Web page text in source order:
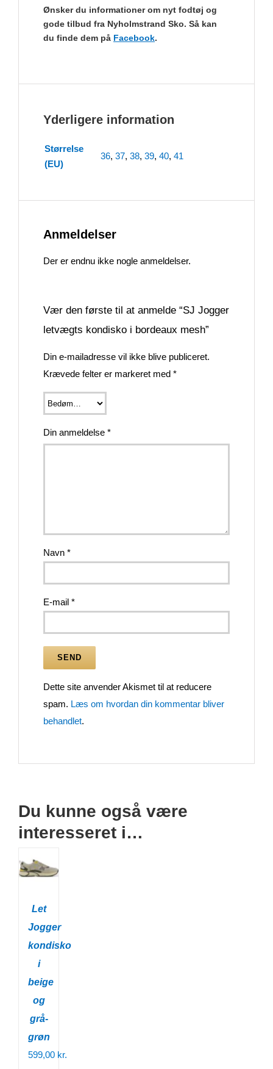
Ønsker du informationer om nyt fodtøj og
gode tilbud fra Nyholmstrand Sko. Så kan
du finde dem på Facebook.
Yderligere information
Størrelse
(EU)
36, 37, 38, 39, 40, 41
Anmeldelser
Der er endnu ikke nogle anmeldelser.
Vær den første til at anmelde “SJ Jogger
letvægts kondisko i bordeaux mesh”
Din e-mailadresse vil ikke blive publiceret.
Krævede felter er markeret med *
Din anmeldelse *
Navn *
E-mail *
Dette site anvender Akismet til at reducere
spam. Læs om hvordan din kommentar bliver
behandlet.
Du kunne også være
interesseret i…
Let
Jogger
kondisko
i
beige
og
grå-
grøn
599,00 kr.